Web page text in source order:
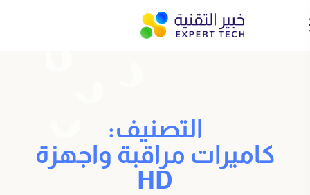
التصنيف:
كاميرات مراقبة واجهزة
HD